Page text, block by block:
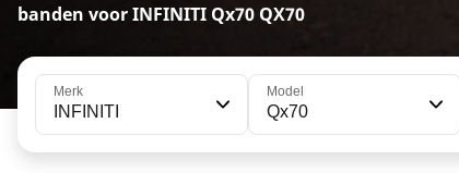
banden voor INFINITI Qx70 QX70
Merk
INFINITI
Model
Qx70